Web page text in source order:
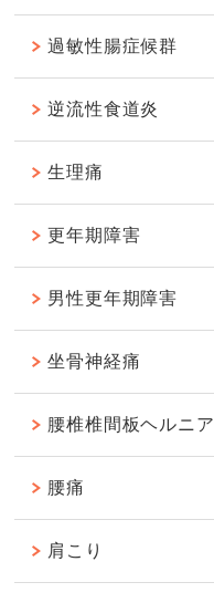
過敏性腸症候群
逆流性食道炎
生理痛
更年期障害
男性更年期障害
坐骨神経痛
腰椎椎間板ヘルニア
腰痛
肩こり